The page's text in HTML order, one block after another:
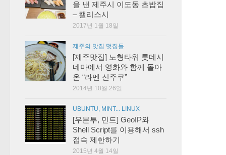
을 낸 제주시 이도동 초밥집
– 캘리스시
2017년 1월 18일
제주의 맛집 멋집들
[제주맛집] 노형타워 롯데시
네마에서 영화와 함께 돌아
온 “라멘 신주쿠”
2014년 10월 26일
UBUNTU, MINT... LINUX
[우분투, 민트] GeoIP와
Shell Script를 이용해서 ssh
접속 제한하기
2015년 4월 14일